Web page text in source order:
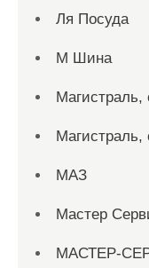
Ля Посуда
М Шина
Магистраль,
Магистраль,
МАЗ
Мастер
МАСТЕР-